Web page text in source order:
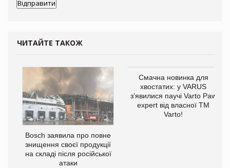
ЧИТАЙТЕ ТАКОЖ
Bosch заявила про повне
знищення своєї продукції
на складі після російської
атаки
Смачна новинка для
хвостатих: у VARUS
з’явилися паучі Varto Paw
expert від власної ТМ
Varto!